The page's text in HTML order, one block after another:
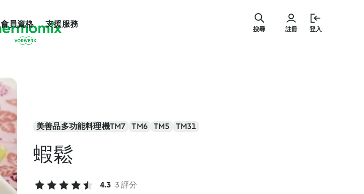
會員資格 支援服務
註冊 登入
搜尋
美善品多功能料理機TM7 TM6 TM5 TM31
蝦鬆
4.3 3 評分